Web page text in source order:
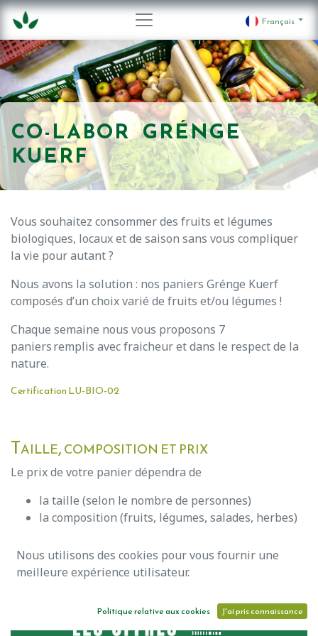
Français
CO-LABORGRÉNGE
KUERF
Vous souhaitez consommer des fruits et légumes
biologiques, locaux et de saison sans vous compliquer
la vie pour autant ?
Nous avons la solution : nos paniers Grénge Kuerf
composés d’un choix varié de fruits et/ou légumes !
Chaque semaine nous vous proposons 7
paniers remplis avec fraicheur et dans le respect de la
nature.
Certification LU-BIO-02
Taille, composition et prix
Le prix de votre panier dépendra de
la taille (selon le nombre de personnes)
la composition (fruits, légumes, salades, herbes)
J'ai choisi, je commande ! J'ai encore des questions
Nous utilisons des cookies pour vous fournir une
meilleure expérience utilisateur.
Politique relative aux cookies J'ai pris connaissance